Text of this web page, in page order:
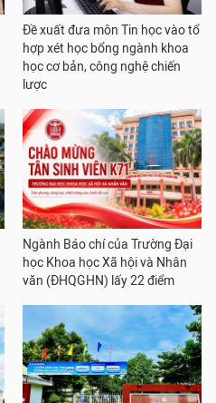
Đề xuất đưa môn Tin học vào tổ
hợp xét học bổng ngành khoa
học cơ bản, công nghệ chiến
lược
Ngành Báo chí của Trường Đại
học Khoa học Xã hội và Nhân
văn (ĐHQGHN) lấy 22 điểm